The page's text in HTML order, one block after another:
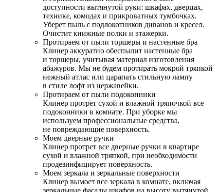
доступности вытянутой руки: шкафах, дверцах,
технике, комодах и прикроватных тумбочках.
Уберет пыль с подлокотников диванов и кресел.
Очистит книжные полки и этажерки.
Протираем от пыли торшеры и настенные бра
Клинер аккуратно обеспылит настенные бра
и торшеры, учитывая материал изготовления
абажуров. Мы не будем протирать мокрой тряпкой
нежный атлас или царапать стильную лампу
в стиле лофт из нержавейки.
Протираем от пыли подоконники
Клинер протрет сухой и влажной тряпочкой все
подоконники в комнате. При уборке мы
используем профессиональные средства,
не повреждающие поверхность.
Моем дверные ручки
Клинер протрет все дверные ручки в квартире
сухой и влажной тряпкой, при необходимости
продезинфицирует поверхность.
Моем зеркала и зеркальные поверхности
Клинер вымоет все зеркала в комнате, включая
зеркальные фасады шкафов на высоту вытянутой